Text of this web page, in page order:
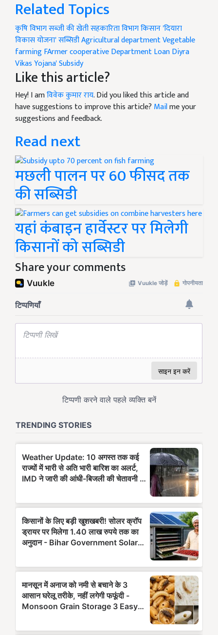
Related Topics
कृषि विभागसब्जी की खेतीसहकारिता विभागकिसान'दियारा
विकास योजना'सब्सिडीAgricultural departmentVegetable
farmingFArmercooperative DepartmentLoanDiyra
Vikas Yojana'Subsidy
Like this article?
Hey! I amविवेक कुमार राय. Did you liked this article and
have suggestions to improve this article? Mailme your
suggestions and feedback.
Read next
मछली पालन पर 60 फीसद तक
की सब्सिडी
यहां कंबाइन हार्वेस्टर पर मिलेगी
किसानों को सब्सिडी
Share your comments